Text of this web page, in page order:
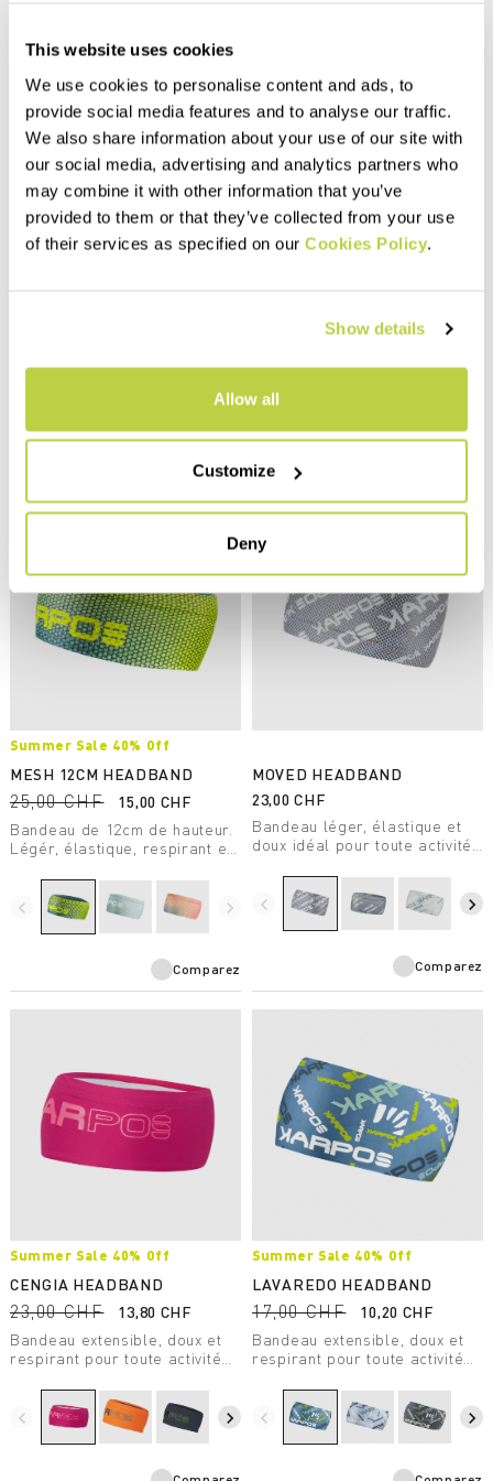
This website uses cookies
We use cookies to personalise content and ads, to
provide social media features and to analyse our traffic.
We also share information about your use of our site with
our social media, advertising and analytics partners who
may combine it with other information that you’ve
provided to them or that they’ve collected from your use
of their services as specified on our Cookies Policy.
Show details
Allow all
Customize
Deny
Summer Sale 30% Off
outdoor estivale. Avec des
renforts Cordura® dans les
frottement.
navigate_next
Summer Sale 20% Off
Shorts confortables, légers et
polyvalents, parfaits pour
été. Ils offrent une protection
contre les rayons du soleil.
navigate_before
Summer Sale 40% Off
MESH 12CM HEADBAND
25,00 CHF
15,00 CHF
Bandeau de 12cm de hauteur.
Légér, élastique, respirant et
de plein air en été.
navigate_before navigate_next
Comparez
MOVED HEADBAND
23,00 CHF
Bandeau léger, élastique et
doux idéal pour toute activité
navigate_before navigate_next
Comparez
Summer Sale 40% Off
CENGIA HEADBAND
23,00 CHF
13,80 CHF
Bandeau extensible, doux et
respirant pour toute activité
navigate_before navigate_next
Summer Sale 40% Off
LAVAREDO HEADBAND
17,00 CHF
10,20 CHF
Bandeau extensible, doux et
respirant pour toute activité
navigate_before navigate_next